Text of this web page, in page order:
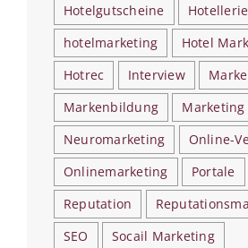
Hotelgutscheine
Hotellerie
hotelmarketing
Hotel
Hotrec
Interview
Marke
Markenbildung
Marketing
Neuromarketing
Online-
Onlinemarketing
Portale
Reputation
SEO
Socail Marketing